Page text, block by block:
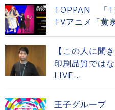
TOPPAN 「
TVアニメ「黄
【この人に聞
印刷品質では
LIVE...
王子グループ